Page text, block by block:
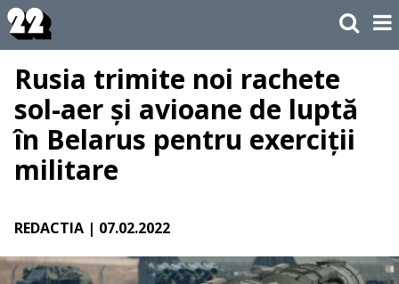
Rusia trimite noi rachete
sol-aer și avioane de luptă
în Belarus pentru exerciții
militare
REDACTIA | 07.02.2022